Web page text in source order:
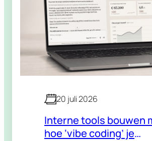
20 juli 2026
Interne tools bouwen
hoe ‘vibe coding’ je